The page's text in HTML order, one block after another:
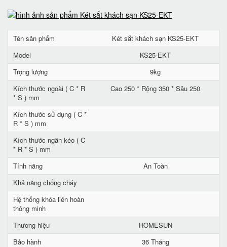
Tên sản phẩm
Két sắt khách sạn KS25-EKT
Model
KS25-EKT
Trọng lượng
9kg
Kích thước ngoài ( C * R
* S ) mm
Cao 250 * Rộng 350 * Sâu 250
Kích thước sử dụng ( C *
R * S ) mm
Kích thước ngăn kéo ( C
* R * S ) mm
Tính năng
An Toàn
Khả năng chống cháy
Hệ thống khóa liên hoàn
thông minh
Thương hiệu
HOMESUN
Bảo hành
36 Tháng